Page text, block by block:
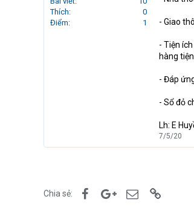
Thích
0
Điểm
1 - Giao
- Tiện
hàng tiện
- Đáp
- Sổ đỏ
Lh: E
7/5/20
Chia sẻ: FacebookGoogle+Email